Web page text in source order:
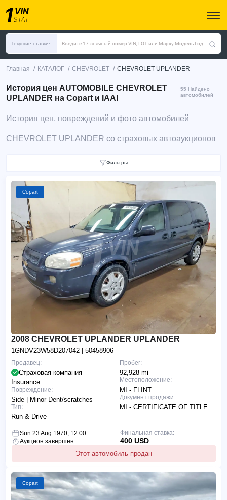
Текущие ставки Введите 17-значный номер VIN, LOT или Марку Модель Год
Главная / КАТАЛОГ / CHEVROLET / CHEVROLET UPLANDER
История цен AUTOMOBILE CHEVROLET
UPLANDER на Copart и IAAI
55 Найдено
автомобилей
История цен, повреждений и фото автомобилей
CHEVROLET UPLANDER со страховых автоаукционов
Фильтры
Copart
2008 CHEVROLET UPLANDER UPLANDER
1GNDV23W58D207042 | 50458906
Пробег:
92,928 mi
Местоположение:
MI - FLINT
Документ продажи:
MI - CERTIFICATE OF TITLE
Продавец:
Страховая компания
Insurance
Повреждение:
Side | Minor Dent/scratches
Тип:
Run & Drive
Sun 23 Aug 1970, 12:00
Аукцион завершен
Этот автомобиль продан
Финальная ставка:
400 USD
Copart